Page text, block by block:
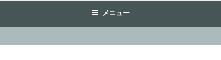
プ
メニュー